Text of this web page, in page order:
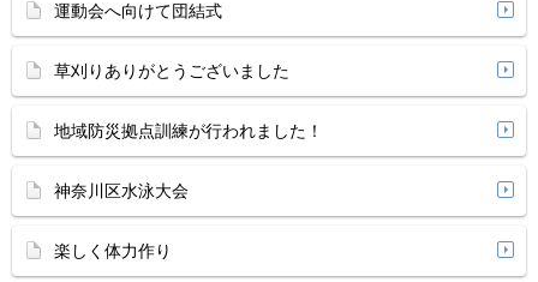
運動会へ向けて団結式
草刈りありがとうございました
地域防災拠点訓練が行われました！
神奈川区水泳大会
楽しく体力作り